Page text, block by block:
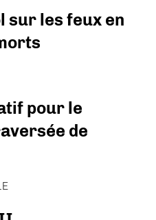
sur les feux en
pour le
de